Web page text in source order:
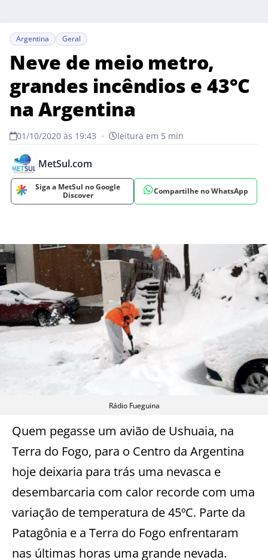
Argentina Geral
Neve de meio metro,
grandes incêndios e 43°C
na Argentina
01/10/2020 às 19:43 • leitura em 5 min
MetSul.com
Siga a MetSul no Google
Discover
Compartilhe no WhatsApp
Rádio Fueguina
Quem pegasse um avião de Ushuaia, na
Terra do Fogo, para o Centro da Argentina
hoje deixaria para trás uma nevasca e
desembarcaria com calor recorde com uma
variação de temperatura de 45ºC. Parte da
Patagônia e a Terra do Fogo enfrentaram
nas últimas horas uma grande nevada.